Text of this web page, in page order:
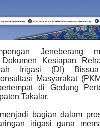
Jeneberang
Dokumen Kesiapan
Irigasi (DI) Bissua
Masyarakat
di Gedung
Takalar.
bagian dalam
irigasi guna